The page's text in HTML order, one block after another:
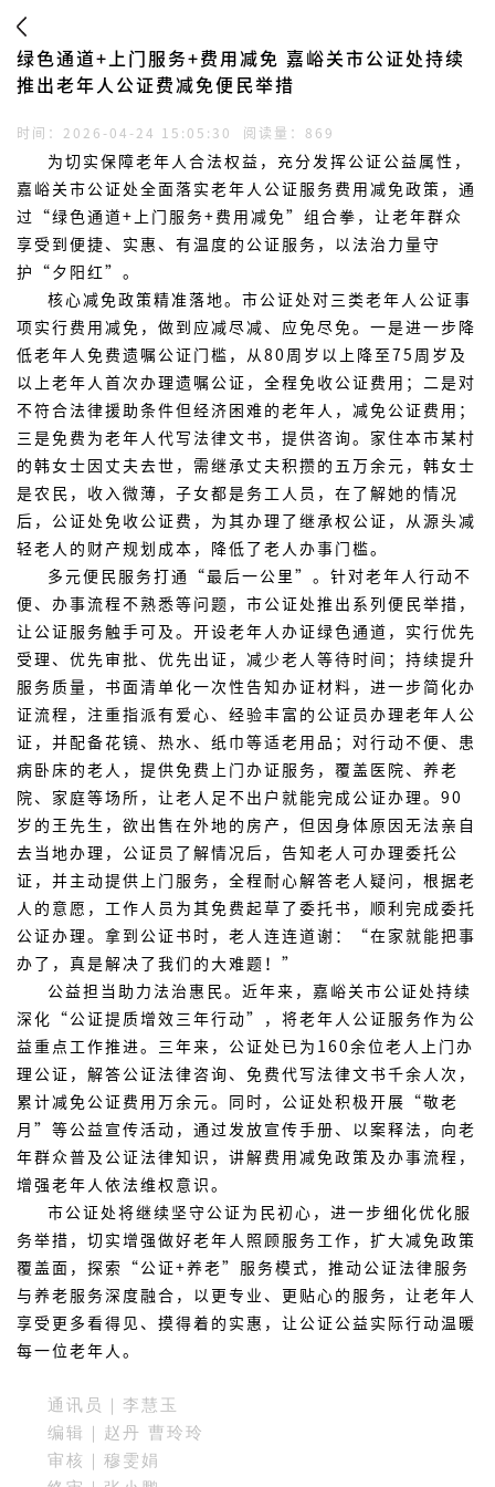
绿色通道+上门服务+费用减免 嘉峪关市公证处持续
推出老年人公证费减免便民举措
时间：2026-04-24 15:05:30 阅读量：869
为切实保障老年人合法权益，充分发挥公证公益属性，
嘉峪关市公证处全面落实老年人公证服务费用减免政策，通
过“绿色通道+上门服务+费用减免”组合拳，让老年群众
享受到便捷、实惠、有温度的公证服务，以法治力量守
护“夕阳红”。
核心减免政策精准落地。市公证处对三类老年人公证事
项实行费用减免，做到应减尽减、应免尽免。一是进一步降
低老年人免费遗嘱公证门槛，从80周岁以上降至75周岁及
以上老年人首次办理遗嘱公证，全程免收公证费用；二是对
不符合法律援助条件但经济困难的老年人，减免公证费用；
三是免费为老年人代写法律文书，提供咨询。家住本市某村
的韩女士因丈夫去世，需继承丈夫积攒的五万余元，韩女士
是农民，收入微薄，子女都是务工人员，在了解她的情况
后，公证处免收公证费，为其办理了继承权公证，从源头减
轻老人的财产规划成本，降低了老人办事门槛。
多元便民服务打通“最后一公里”。针对老年人行动不
便、办事流程不熟悉等问题，市公证处推出系列便民举措，
让公证服务触手可及。开设老年人办证绿色通道，实行优先
受理、优先审批、优先出证，减少老人等待时间；持续提升
服务质量，书面清单化一次性告知办证材料，进一步简化办
证流程，注重指派有爱心、经验丰富的公证员办理老年人公
证，并配备花镜、热水、纸巾等适老用品；对行动不便、患
病卧床的老人，提供免费上门办证服务，覆盖医院、养老
院、家庭等场所，让老人足不出户就能完成公证办理。90
岁的王先生，欲出售在外地的房产，但因身体原因无法亲自
去当地办理，公证员了解情况后，告知老人可办理委托公
证，并主动提供上门服务，全程耐心解答老人疑问，根据老
人的意愿，工作人员为其免费起草了委托书，顺利完成委托
公证办理。拿到公证书时，老人连连道谢：“在家就能把事
办了，真是解决了我们的大难题！”
公益担当助力法治惠民。近年来，嘉峪关市公证处持续
深化“公证提质增效三年行动”，将老年人公证服务作为公
益重点工作推进。三年来，公证处已为160余位老人上门办
理公证，解答公证法律咨询、免费代写法律文书千余人次，
累计减免公证费用万余元。同时，公证处积极开展“敬老
月”等公益宣传活动，通过发放宣传手册、以案释法，向老
年群众普及公证法律知识，讲解费用减免政策及办事流程，
增强老年人依法维权意识。
市公证处将继续坚守公证为民初心，进一步细化优化服
务举措，切实增强做好老年人照顾服务工作，扩大减免政策
覆盖面，探索“公证+养老”服务模式，推动公证法律服务
与养老服务深度融合，以更专业、更贴心的服务，让老年人
享受更多看得见、摸得着的实惠，让公证公益实际行动温暖
每一位老年人。
通讯员｜李慧玉
编辑｜赵丹 曹玲玲
审核｜穆雯娟